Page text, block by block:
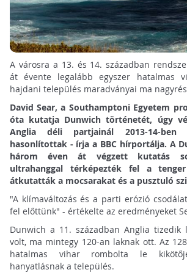
A városra a 13. és 14. században
át évente legalább egyszer hatalmas
hajdani település maradványai ma
David Sear, a Southamptoni Egyetem
óta kutatja Dunwich történetét, úgy
Anglia déli partjainál 2013-14-
hasonlítottak - írja a BBC hírportálja. A
három éven át végzett kutatás
ultrahanggal térképezték fel a
átkutatták a mocsarakat és a pusztuló
"A klímaváltozás és a parti erózió
fel előttünk" - értékelte az eredményeket
Dunwich a 11. században Anglia tizedik
volt, ma mintegy 120-an laknak ott. Az
hatalmas vihar rombolta le
hanyatlásnak a település.